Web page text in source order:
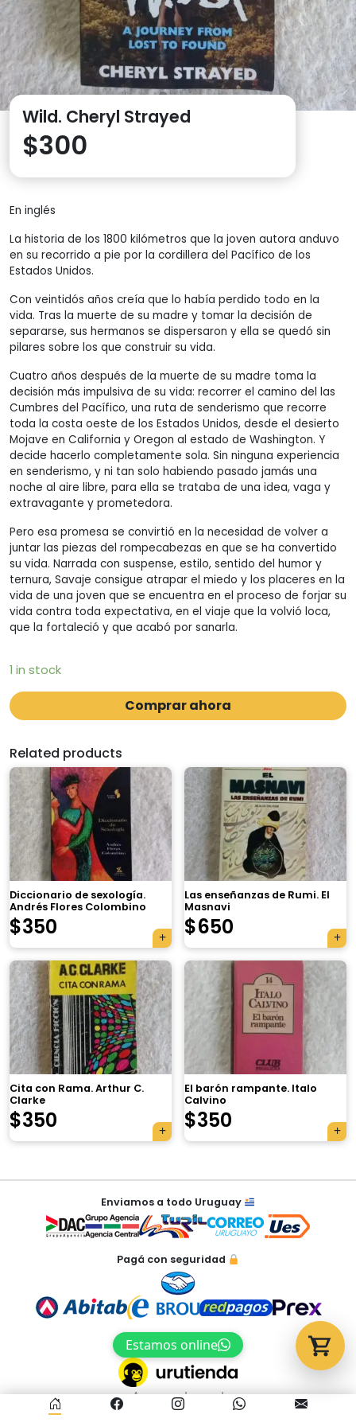
Wild. Cheryl Strayed
$300
En inglés
La historia de los 1800 kilómetros que la joven autora anduvo
en su recorrido a pie por la cordillera del Pacífico de los
Estados Unidos.
Con veintidós años creía que lo había perdido todo en la
vida. Tras la muerte de su madre y tomar la decisión de
separarse, sus hermanos se dispersaron y ella se quedó sin
pilares sobre los que construir su vida.
Cuatro años después de la muerte de su madre toma la
decisión más impulsiva de su vida: recorrer el camino del las
Cumbres del Pacífico, una ruta de senderismo que recorre
toda la costa oeste de los Estados Unidos, desde el desierto
Mojave en California y Oregon al estado de Washington. Y
decide hacerlo completamente sola. Sin ninguna experiencia
en senderismo, y ni tan solo habiendo pasado jamás una
noche al aire libre, para ella se trataba de una idea, vaga y
extravagante y prometedora.
Pero esa promesa se convirtió en la necesidad de volver a
juntar las piezas del rompecabezas en que se ha convertido
su vida. Narrada con suspense, estilo, sentido del humor y
ternura, Savaje consigue atrapar el miedo y los placeres en la
vida de una joven que se encuentra en el proceso de forjar su
vida contra toda expectativa, en el viaje que la volvió loca,
que la fortaleció y que acabó por sanarla.
1 in stock
Comprar ahora
Related products
Diccionario de sexología.
Andrés Flores Colombino
$350
Las enseñanzas de Rumi. El
Masnavi
$650
Cita con Rama. Arthur C.
Clarke
$350
El barón rampante. Italo
Calvino
$350
Navegación
entradas
Enviamos a todo Uruguay
Pagá con seguridad
Estamos online
Acceso al panel
×
Tu carrito está vacío.
Agregá un producto y aparecerá acá
automáticamente.